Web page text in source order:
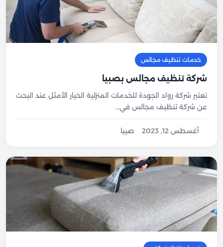
خدمات تنظيف مجالس
شركة تنظيف مجالس بصبيا
تعتبر شركة رواد الجودة للخدمات المنزلية الخيار الأمثل عند البحث
عن شركة تنظيف مجالس في...
أغسطس 12, 2023 صبيا